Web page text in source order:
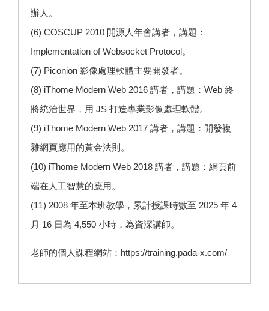
辦人。
(6) COSCUP 2010 開源人年會講者，講題：
Implementation of Websocket Protocol。
(7) Piconion 影像處理軟體主要開發者。
(8) iThome Modern Web 2016 講者，講題：Web 終
將統治世界，用 JS 打造專業影像處理軟體。
(9) iThome Modern Web 2017 講者，講題：開發複
雜網頁應用的黃金法則。
(10) iThome Modern Web 2018 講者，講題：網頁前
端在人工智慧的應用。
(11) 2008 年至本班教學，累計授課時數至 2025 年 4
月 16 日為 4,550 小時，為資深講師。
老師的個人課程網站： https://training.pada-x.com/